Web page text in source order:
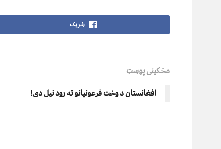
شریک
مخکینی پوسټ
افغانستان د وخت فرعونیانو ته رود نیل دی!